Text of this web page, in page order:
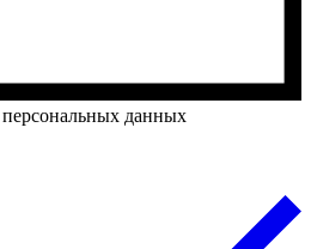
персональных данных